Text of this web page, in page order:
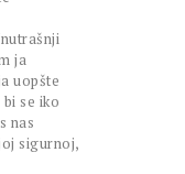
ja
uopšte
se iko
nas
sigurnoj,